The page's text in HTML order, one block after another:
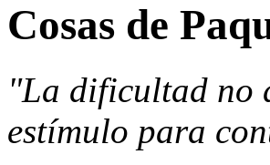
Cosas de
"La dificultad no
estímulo para